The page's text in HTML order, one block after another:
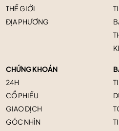
THẾ GIỚI
ĐỊA PHƯƠNG
CHỨNG KHOÁN
24H
CỔ PHIẾU
GIAO DỊCH
GÓC NHÌN